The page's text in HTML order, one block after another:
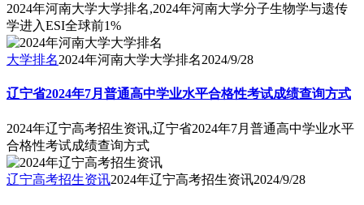
2024年河南大学大学排名,2024年河南大学分子生物学与遗传
学进入ESI全球前1%
大学排名2024年河南大学大学排名2024/9/28
辽宁省2024年7月普通高中学业水平合格性考试成绩查询方式
2024年辽宁高考招生资讯,辽宁省2024年7月普通高中学业水平
合格性考试成绩查询方式
辽宁高考招生资讯2024年辽宁高考招生资讯2024/9/28